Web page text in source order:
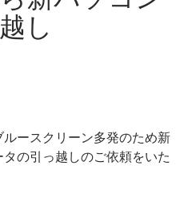
し
ースクリーン多発のため新
の引っ越しのご依頼をいた